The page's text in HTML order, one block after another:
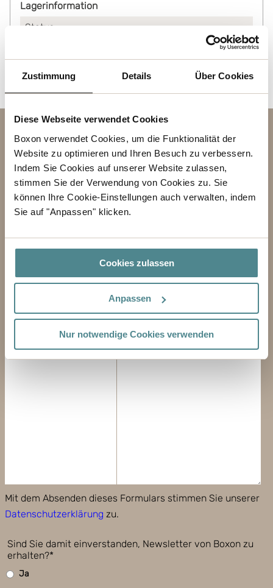
Zustimmung Details Über Cookies
Diese Webseite verwendet Cookies
Boxon verwendet Cookies, um die Funktionalität der
Website zu optimieren und Ihren Besuch zu verbessern.
Indem Sie Cookies auf unserer Website zulassen,
stimmen Sie der Verwendung von Cookies zu. Sie
können Ihre Cookie-Einstellungen auch verwalten, indem
Sie auf "Anpassen" klicken.
Cookies zulassen
Anpassen
Nur notwendige Cookies verwenden
Lagerinformation
Status
Kontakt
VORNAME
E-MAIL-ADRESSE
TELEFON
Mit dem Absenden dieses Formulars stimmen Sie unserer
Datenschutzerklärung zu.
Sind Sie damit einverstanden, Newsletter von Boxon zu
erhalten?*
Ja